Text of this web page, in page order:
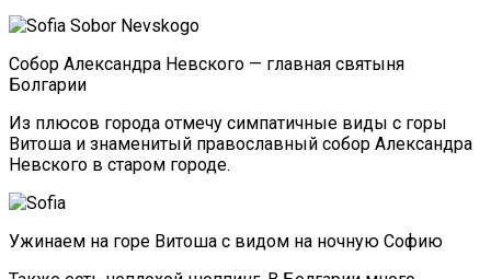
Собор Александра Невского — главная святыня
Болгарии
Из плюсов города отмечу симпатичные виды с горы
Витоша и знаменитый православный собор Александра
Невского в старом городе.
Ужинаем на горе Витоша с видом на ночную Софию